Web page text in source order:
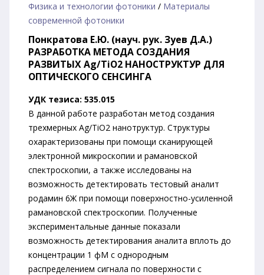
Физика и технологии фотоники / Материалы
современной фотоники
Понкратова Е.Ю. (науч. рук. Зуев Д.А.)
РАЗРАБОТКА МЕТОДА СОЗДАНИЯ
РАЗВИТЫХ Ag/TiO2 НАНОСТРУКТУР ДЛЯ
ОПТИЧЕСКОГО СЕНСИНГА
УДК тезиса: 535.015
В данной работе разработан метод создания
трехмерных Ag/TiO2 нанотруктур. Структуры
охарактеризованы при помощи сканирующей
электронной микроскопии и рамановской
спектроскопии, а также исследованы на
возможность детектировать тестовый аналит
родамин 6Ж при помощи поверхностно-усиленной
рамановской спектроскопии. Полученные
экспериментальные данные показали
возможность детектирования аналита вплоть до
концентрации 1 фМ с однородным
распределением сигнала по поверхности с